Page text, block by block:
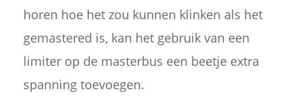
horen hoe het zou kunnen klinken als het
gemastered is, kan het gebruik van een
limiter op de masterbus een beetje extra
spanning toevoegen.